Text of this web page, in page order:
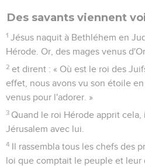
Des savants viennent
1 Jésus naquit à Bethléhem en
Hérode. Or, des mages venus
2 et dirent : « Où est le roi des
effet, nous avons vu son étoile
venus pour l'adorer. »
3 Quand le roi Hérode apprit
Jérusalem avec lui.
4 Il rassembla tous les chefs des
loi que comptait le peuple et leur